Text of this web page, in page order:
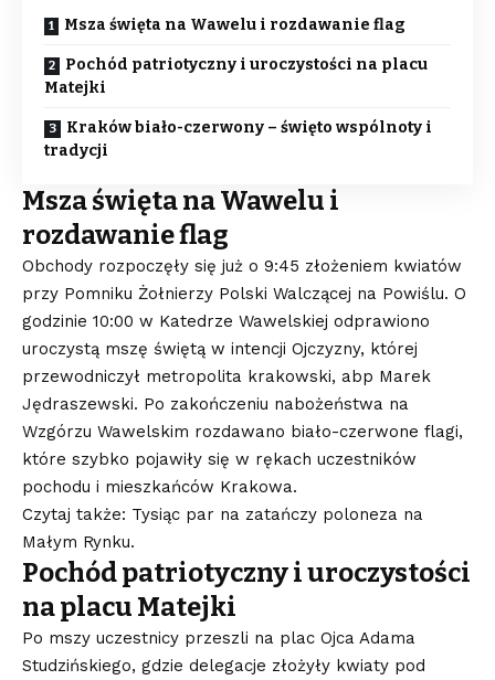
Msza święta na Wawelu i rozdawanie flag
Pochód patriotyczny i uroczystości na placu
Matejki
Kraków biało-czerwony – święto wspólnoty i
tradycji
Msza święta na Wawelu i
rozdawanie flag
Obchody rozpoczęły się już o 9:45 złożeniem kwiatów
przy Pomniku Żołnierzy Polski Walczącej na Powiślu. O
godzinie 10:00 w Katedrze Wawelskiej odprawiono
uroczystą mszę świętą w intencji Ojczyzny, której
przewodniczył metropolita krakowski, abp Marek
Jędraszewski. Po zakończeniu nabożeństwa na
Wzgórzu Wawelskim rozdawano biało-czerwone flagi,
które szybko pojawiły się w rękach uczestników
pochodu i mieszkańców Krakowa.
Czytaj także: Tysiąc par na zatańczy poloneza na
Małym Rynku.
Pochód patriotyczny i uroczystości
na placu Matejki
Po mszy uczestnicy przeszli na plac Ojca Adama
Studzińskiego, gdzie delegacje złożyły kwiaty pod